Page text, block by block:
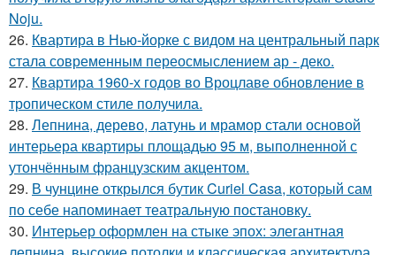
Noju.
26. Квартира в Нью-йорке с видом на центральный парк
стала современным переосмыслением ар - деко.
27. Квартира 1960-х годов во Вроцлаве обновление в
тропическом стиле получила.
28. Лепнина, дерево, латунь и мрамор стали основой
интерьера квартиры площадью 95 м, выполненной с
утончённым французским акцентом.
29. В чунцине открылся бутик Curiel Casa, который сам
по себе напоминает театральную постановку.
30. Интерьер оформлен на стыке эпох: элегантная